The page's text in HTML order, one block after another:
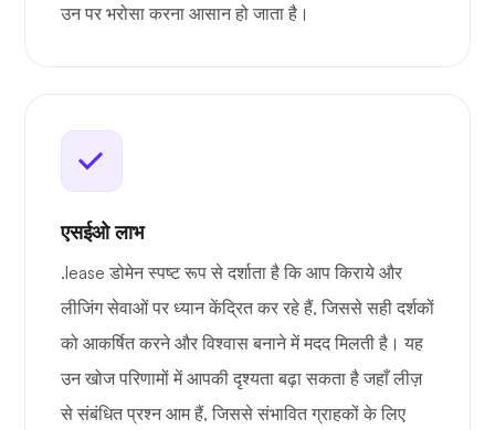
उन पर भरोसा करना आसान हो जाता है।
एसईओ लाभ
.lease डोमेन स्पष्ट रूप से दर्शाता है कि आप किराये और
लीजिंग सेवाओं पर ध्यान केंद्रित कर रहे हैं, जिससे सही दर्शकों
को आकर्षित करने और विश्वास बनाने में मदद मिलती है। यह
उन खोज परिणामों में आपकी दृश्यता बढ़ा सकता है जहाँ लीज़
से संबंधित प्रश्न आम हैं, जिससे संभावित ग्राहकों के लिए